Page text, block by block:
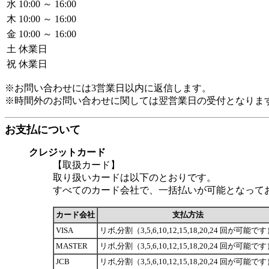
水 10:00 ～ 16:00
木 10:00 ～ 16:00
金 10:00 ～ 16:00
土 休業日
祝 休業日
※お問い合わせには3営業日以内に返信します。
※時間外のお問い合わせに関しては翌営業日の受付となりま
お支払について
クレジットカード
【取扱カード】
取り扱いカードは以下のとおりです。
すべてのカード会社で、一括払いが可能となって
カード会社
支払方法
VISA
リボ,分割（3,5,6,10,12,15,18,20,24 回が可能です
MASTER
リボ,分割（3,5,6,10,12,15,18,20,24 回が可能です
JCB
リボ,分割（3,5,6,10,12,15,18,20,24 回が可能です